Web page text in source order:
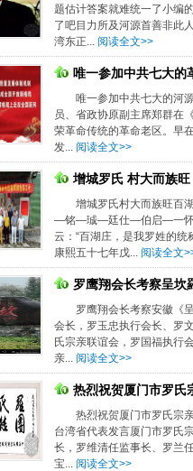
题估计答案就难统一了小编
了吧目力所及河源首善非此
湾东正... 阅读全文>>
唯一参加中共七大的
唯一参加中共七大的河
员、省政协原副主席郑群在
荣革命传统的革命老区。早
发... 阅读全文>>
增城罗氏 村大而族旺
增城罗氏村大而族旺百
—铭—珹—廷仕—伯启—一怀
云：“百湖庄，是我罗姓的
康熙五十七年戊... 阅读全文
罗鹰翔会长考察呈坎
罗鹰翔会长考察安徽
会长，罗玉忠执行会长、罗
氏宗亲联谊会，罗国福执行
亲... 阅读全文>>
热烈祝贺厦门市罗氏
热烈祝贺厦门市罗氏宗
台湾省代表发言厦门市罗氏
长，罗维清任监事长、罗兰
宝... 阅读全文>>